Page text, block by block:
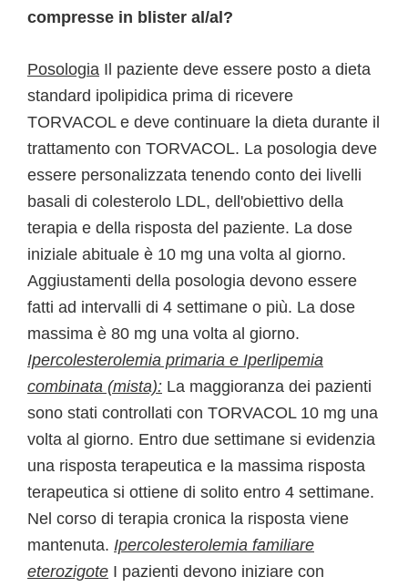
compresse in blister al/al?
Posologia Il paziente deve essere posto a dieta
standard ipolipidica prima di ricevere
TORVACOL e deve continuare la dieta durante il
trattamento con TORVACOL. La posologia deve
essere personalizzata tenendo conto dei livelli
basali di colesterolo LDL, dell'obiettivo della
terapia e della risposta del paziente. La dose
iniziale abituale è 10 mg una volta al giorno.
Aggiustamenti della posologia devono essere
fatti ad intervalli di 4 settimane o più. La dose
massima è 80 mg una volta al giorno.
Ipercolesterolemia primaria e Iperlipemia
combinata (mista): La maggioranza dei pazienti
sono stati controllati con TORVACOL 10 mg una
volta al giorno. Entro due settimane si evidenzia
una risposta terapeutica e la massima risposta
terapeutica si ottiene di solito entro 4 settimane.
Nel corso di terapia cronica la risposta viene
mantenuta. Ipercolesterolemia familiare
eterozigote I pazienti devono iniziare con